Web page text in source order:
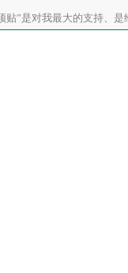
贴”是对我最大的支持、